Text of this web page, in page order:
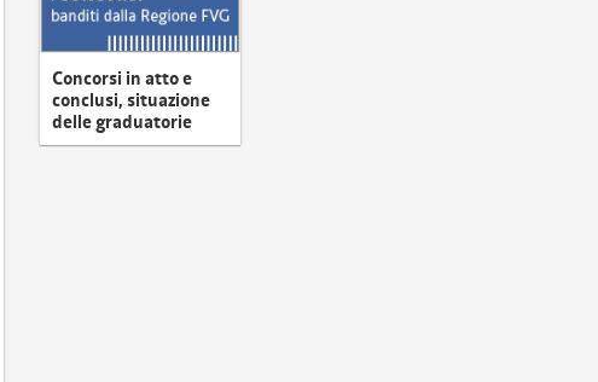
Concorsi in atto e
conclusi, situazione
delle graduatorie